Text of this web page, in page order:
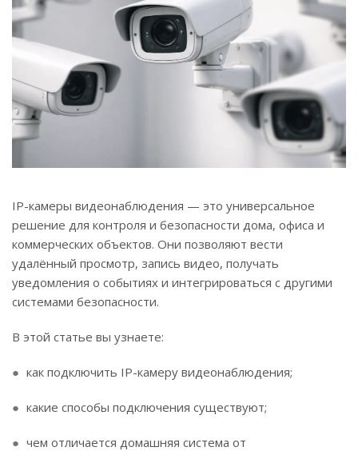
IP-камеры видеонаблюдения — это универсальное
решение для контроля и безопасности дома, офиса и
коммерческих объектов. Они позволяют вести
удалённый просмотр, запись видео, получать
уведомления о событиях и интегрироваться с другими
системами безопасности.
В этой статье вы узнаете:
как подключить IP-камеру видеонаблюдения;
какие способы подключения существуют;
чем отличается домашняя система от